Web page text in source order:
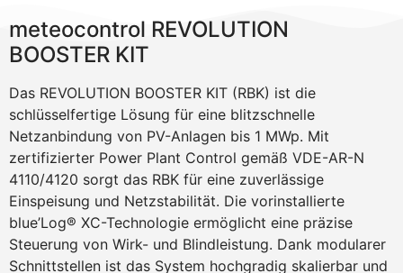
meteocontrol REVOLUTION
BOOSTER KIT
Das REVOLUTION BOOSTER KIT (RBK) ist die
schlüsselfertige Lösung für eine blitzschnelle
Netzanbindung von PV-Anlagen bis 1 MWp. Mit
zertifizierter Power Plant Control gemäß VDE-AR-N
4110/4120 sorgt das RBK für eine zuverlässige
Einspeisung und Netzstabilität. Die vorinstallierte
blue’Log® XC-Technologie ermöglicht eine präzise
Steuerung von Wirk- und Blindleistung. Dank modularer
Schnittstellen ist das System hochgradig skalierbar und